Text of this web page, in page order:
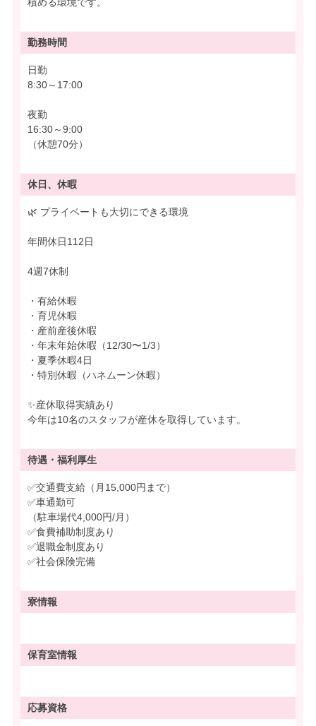
積める環境です。
勤務時間
日勤
8:30～17:00
夜勤
16:30～9:00
（休憩70分）
休日、休暇
🌿 プライベートも大切にできる環境
年間休日112日
4週7休制
・有給休暇
・育児休暇
・産前産後休暇
・年末年始休暇（12/30〜1/3）
・夏季休暇4日
・特別休暇（ハネムーン休暇）
✨産休取得実績あり
今年は10名のスタッフが産休を取得しています。
待遇・ 福利厚生
✅交通費支給（月15,000円まで）
✅車通勤可
（駐車場代4,000円/月）
✅食費補助制度あり
✅退職金制度あり
✅社会保険完備
寮情報
保育室情報
応募資格